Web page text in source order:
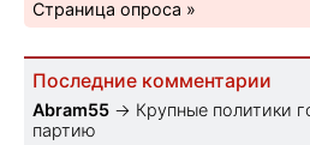
Страница опроса »
Последние комментарии
Abram55 → Крупные политики
партию